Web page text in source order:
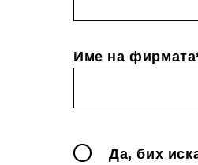
Име на
Да, бих